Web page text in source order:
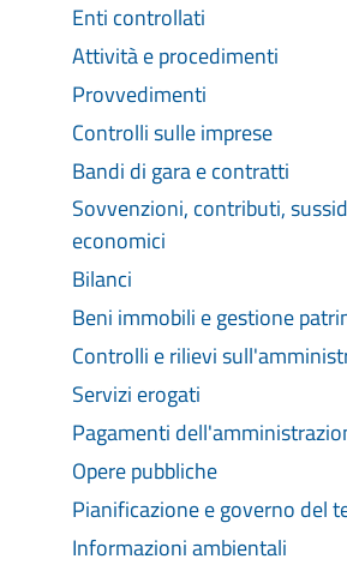
Enti controllati
Attività e procedimenti
Provvedimenti
Controlli sulle imprese
Bandi di gara e contratti
Sovvenzioni, contributi,
economici
Bilanci
Beni immobili e gestione
Controlli e rilievi
Servizi erogati
Pagamenti
Opere pubbliche
Pianificazione e governo del
Informazioni ambientali